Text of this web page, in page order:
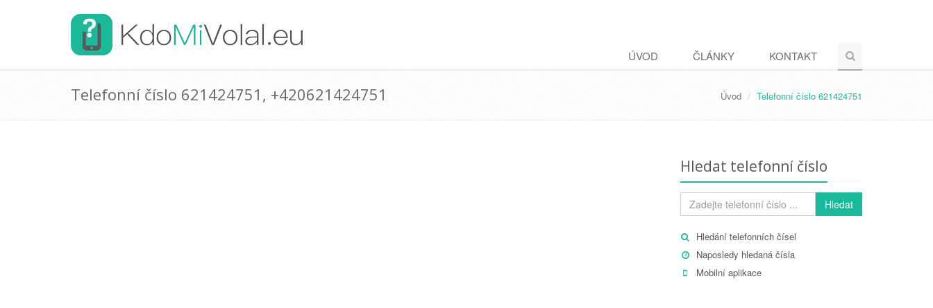
ÚVOD ČLÁNKY KONTAKT
Telefonní číslo 621424751, +420621424751 Úvod Telefonní číslo 621424751
Hledat telefonní číslo
Hledat
Hledání telefonních čísel
Naposledy hledaná čísla
Mobilní aplikace